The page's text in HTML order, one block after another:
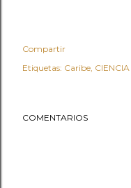
Compartir
Etiquetas: Caribe CIENCIA
COMENTARIOS